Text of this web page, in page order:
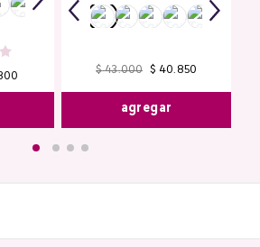
$ 43.000 $ 40. 850
agregar